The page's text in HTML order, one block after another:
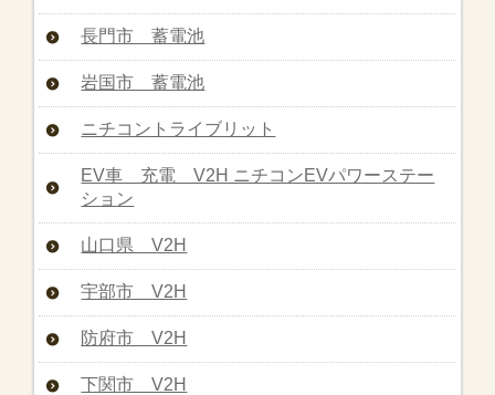
長門市 蓄電池
岩国市 蓄電池
ニチコントライブリット
EV車 充電 V2H ニチコンEVパワーステー
ション
山口県 V2H
宇部市 V2H
防府市 V2H
下関市 V2H